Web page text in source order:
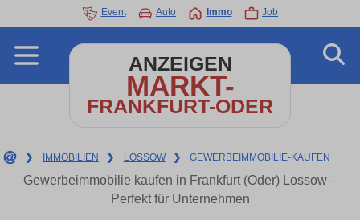
Event Auto Immo Job
ANZEIGEN
MARKT-
FRANKFURT-ODER
❯ IMMOBILIEN ❯ LOSSOW ❯ GEWERBEIMMOBILIE-KAUFEN
Gewerbeimmobilie kaufen in Frankfurt (Oder) Lossow –
Perfekt für Unternehmen